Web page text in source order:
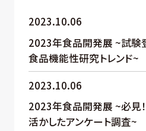
2023.10.06
2023年食品開発展 ~試験
食品機能性研究トレンド~
2023.10.06
2023年食品開発展 ~必見
活かしたアンケート調査~